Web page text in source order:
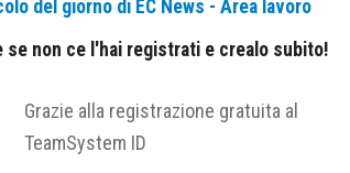
ai termini di presentazione delle domande
dei requisiti previsti dal decreto ai
del giorno di EC News - Area lavoro
se non ce l'hai registrati e crealo subito!
Grazie alla registrazione gratuita al
TeamSystem ID